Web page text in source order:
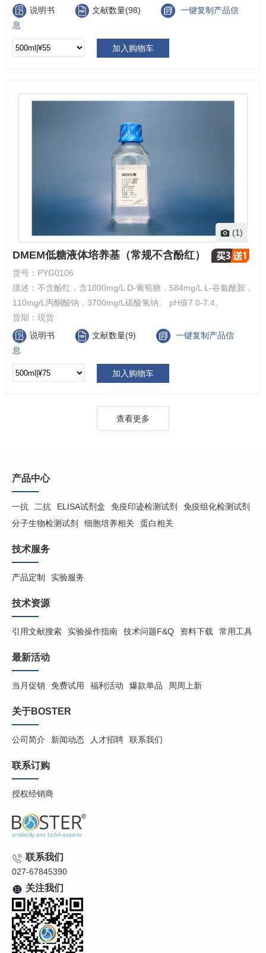
说明书
文献数量(98)
一键复制产品信
息
加入购物车
(1)
DMEM低糖液体培养基（常规不含酚红）
货号： PYG0106
描述： 不含酚红，含1000mg/L D-葡萄糖，584mg/L L-谷氨酰胺，
110mg/L丙酮酸钠，3700mg/L碳酸氢钠。 pH值7.0-7.4。
货期： 现货
说明书
文献数量(9)
一键复制产品信
息
加入购物车
查看更多
产品中心
一抗 二抗 ELISA试剂盒 免疫印迹检测试剂
免疫组化检测试剂
分子生物检测试剂
细胞培养相关 蛋白相关
技术服务
产品定制 实验服务
技术资源
引用文献搜索 实验操作指南 技术问题F&Q 资料下载 常用工具
最新活动
当月促销 免费试用 福利活动 爆款单品 周周上新
关于BOSTER
公司简介 新闻动态 人才招聘 联系我们
联系订购
授权经销商
联系我们
027-67845390
关注我们